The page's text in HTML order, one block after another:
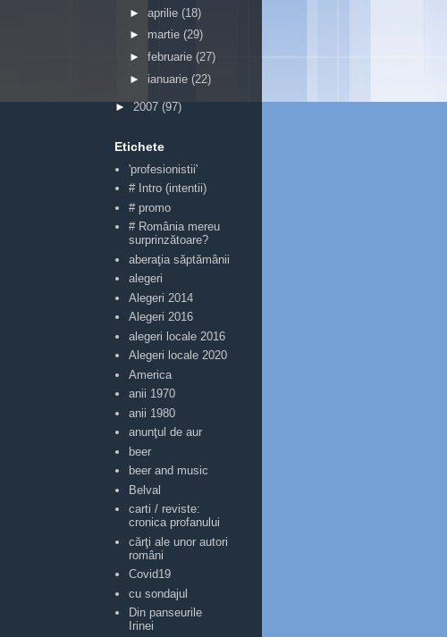
► aprilie (18)
► martie (29)
► februarie (27)
► ianuarie (22)
► 2007 (97)
Etichete
'profesionistii'
# Intro (intentii)
# promo
# România mereu
surprinzătoare?
aberaţia săptămânii
alegeri
Alegeri 2014
Alegeri 2016
alegeri locale 2016
Alegeri locale 2020
America
anii 1970
anii 1980
anunţul de aur
beer
beer and music
Belval
carti / reviste:
cronica profanului
cărţi ale unor autori
români
Covid19
cu sondajul
Din panseurile
Irinei